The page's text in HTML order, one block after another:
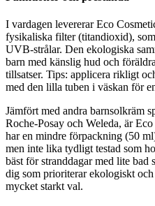
I vardagen levererar Eco
fysikaliska filter (titandioxid),
UVB-strålar. Den ekologiska
barn med känslig hud och
tillsatser. Tips: applicera rikligt
med den lilla tuben i väskan för
Jämfört med andra barnsolkräm
Roche-Posay och Weleda, är
har en mindre förpackning (50
men inte lika tydligt testad som
bäst för stranddagar med lite bad
dig som prioriterar ekologiskt
mycket starkt val.